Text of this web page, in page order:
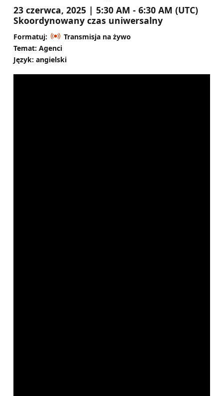
23 czerwca, 2025 | 5:30 AM - 6:30 AM (UTC)
Skoordynowany czas uniwersalny
Formatuj:
Transmisja na żywo
Temat: Agenci
Język: angielski